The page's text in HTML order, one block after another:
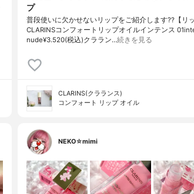
プ
普段使いに欠かせないリップをご紹介します??【リッ
CLARINSコンフォートリップオイルインテンス
nude¥3.520(税込)クララン…続きを見る
CLARINS(クラランス)
コンフォート リップ オイル
NEKO☆mimi